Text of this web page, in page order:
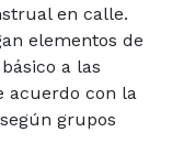
en calle.
elementos de
a las
acuerdo con la
grupos